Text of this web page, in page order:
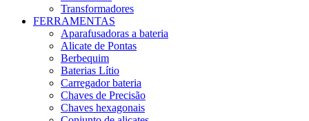
Transformadores
FERRAMENTAS
Aparafusadoras a bateria
Alicate de Pontas
Berbequim
Baterias Lítio
Carregador bateria
Chaves de Precisão
Chaves hexagonais